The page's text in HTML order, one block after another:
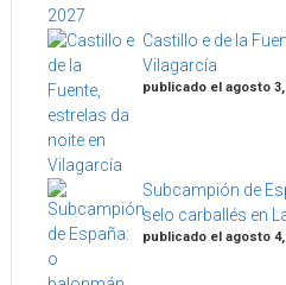
Castillo e de la
Vilagarcía
publicado el agosto 3,
Subcampión de
selo carballés en
publicado el agosto 4,